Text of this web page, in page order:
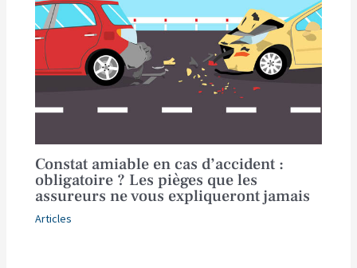
Constat amiable en cas d’accident :
obligatoire ? Les pièges que les
assureurs ne vous expliqueront jamais
Articles